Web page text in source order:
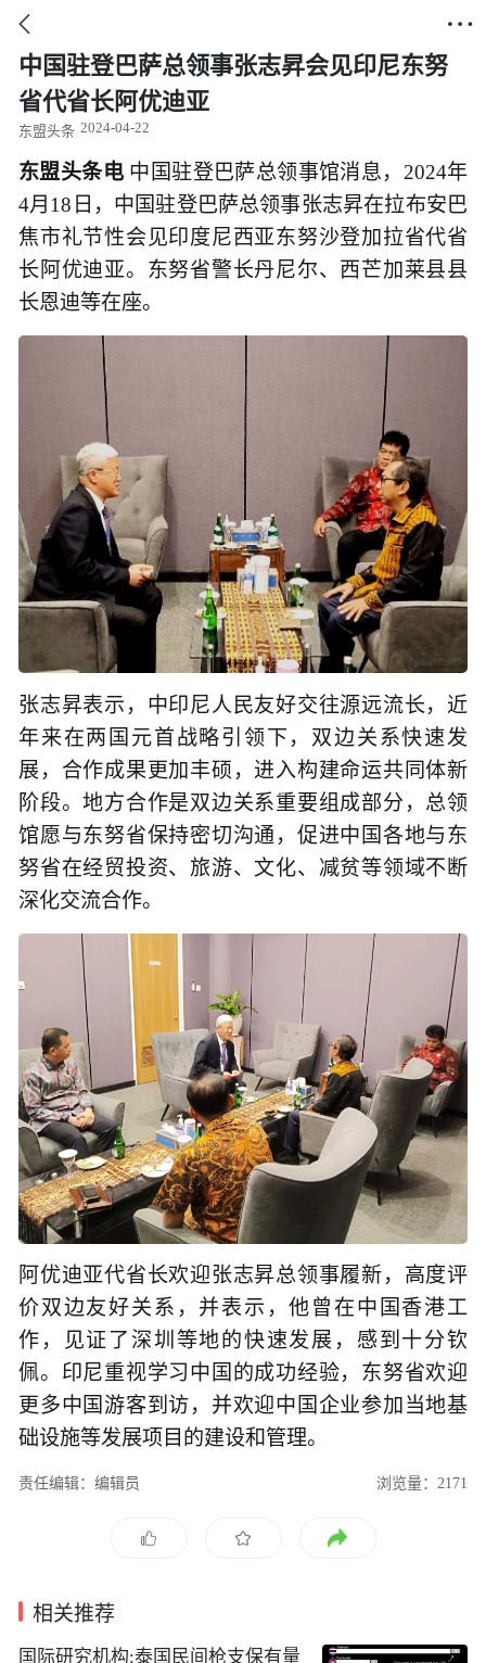
 
中国驻登巴萨总领事张志昇会见印尼东努
省代省长阿优迪亚
东盟头条 2024-04-22
东盟头条电 中国驻登巴萨总领事馆消息，2024年
4月18日，中国驻登巴萨总领事张志昇在拉布安巴
焦市礼节性会见印度尼西亚东努沙登加拉省代省
长阿优迪亚。东努省警长丹尼尔、西芒加莱县县
长恩迪等在座。
张志昇表示，中印尼人民友好交往源远流长，近
年来在两国元首战略引领下，双边关系快速发
展，合作成果更加丰硕，进入构建命运共同体新
阶段。地方合作是双边关系重要组成部分，总领
馆愿与东努省保持密切沟通，促进中国各地与东
努省在经贸投资、旅游、文化、减贫等领域不断
深化交流合作。
阿优迪亚代省长欢迎张志昇总领事履新，高度评
价双边友好关系，并表示，他曾在中国香港工
作，见证了深圳等地的快速发展，感到十分钦
佩。印尼重视学习中国的成功经验，东努省欢迎
更多中国游客到访，并欢迎中国企业参加当地基
础设施等发展项目的建设和管理。
责任编辑：编辑员 浏览量：2171
相关推荐
国际研究机构:泰国民间枪支保有量